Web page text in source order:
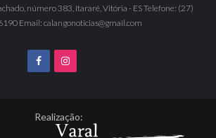
número 383, Itararé, Vitória - ES Telefone: (27)
Email: calangonoticias@gmail.com
Realização: